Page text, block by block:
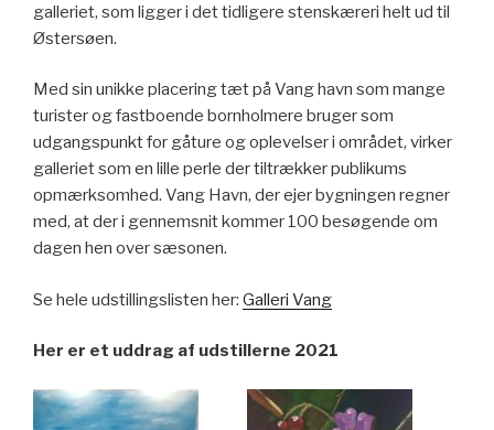
galleriet, som ligger i det tidligere stenskæreri helt ud til
Østersøen.
Med sin unikke placering tæt på Vang havn som mange
turister og fastboende bornholmere bruger som
udgangspunkt for gåture og oplevelser i området, virker
galleriet som en lille perle der tiltrækker publikums
opmærksomhed. Vang Havn, der ejer bygningen regner
med, at der i gennemsnit kommer 100 besøgende om
dagen hen over sæsonen.
Se hele udstillingslisten her: Galleri Vang
Her er et uddrag af udstillerne 2021